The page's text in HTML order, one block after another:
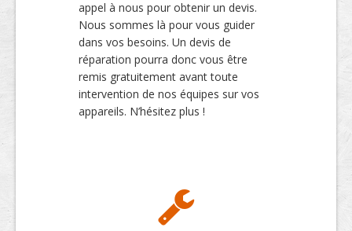
appel à nous pour obtenir un devis.
Nous sommes là pour vous guider
dans vos besoins. Un devis de
réparation pourra donc vous être
remis gratuitement avant toute
intervention de nos équipes sur vos
appareils. N’hésitez plus !